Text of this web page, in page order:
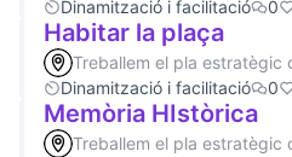
Dinamització i facilitació
0
Habitar la plaça
Treballem el pla estratègic
Dinamització i facilitació
0
Memòria HIstòrica
Treballem el pla estratègic